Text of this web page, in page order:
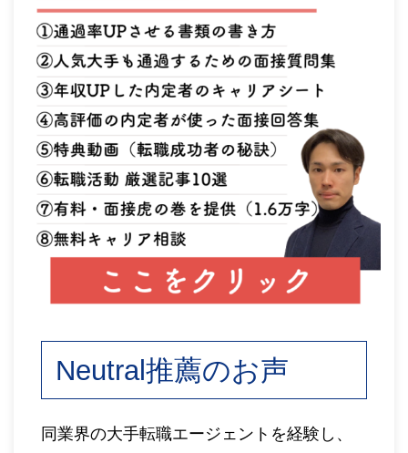
Neutral推薦のお声
同業界の大手転職エージェントを経験し、